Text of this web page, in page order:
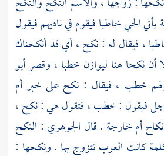
الحي خاطبا فيقوم في ناديهم فيقول
، فيقال له : نكح ، أي قد أنكحناك
أن نكحا هنا ليوازن خطبا ، وقصرأبو
خطب ، فيقال : نكح على خبر أم
فيقول : خطب ، فتقول هي : نكح ،
أم خارجة . قال الجوهري : النكح
كانت العرب تتزوج بها . ونكحها :